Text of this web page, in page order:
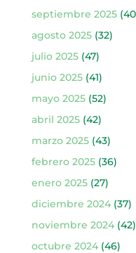
septiembre 2025
agosto 2025(32)
julio 2025(47)
junio 2025(41)
mayo 2025(52)
abril 2025(42)
marzo 2025(43)
febrero 2025(36)
enero 2025(27)
diciembre 2024(37)
noviembre 2024(42)
octubre 2024(46)